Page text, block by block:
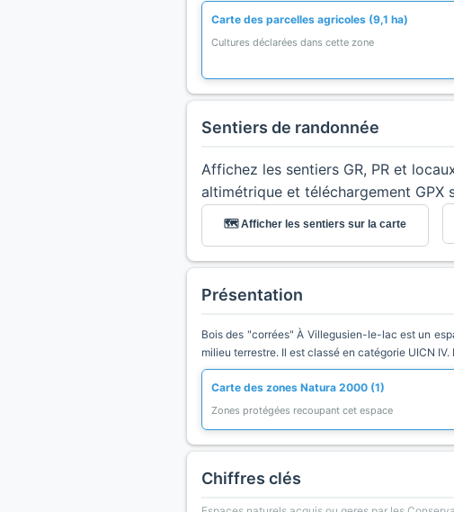
Carte des parcelles agricoles (9,1 ha)
Cultures déclarées dans cette zone
Sentiers de randonnée
Affichez les sentiers GR, PR et
altimétrique et téléchargement GPX
🗺️ Afficher les sentiers sur la carte
Présentation
Bois des "corrées" À Villegusien-le-lac est un
milieu terrestre. Il est classé en catégorie UICN
Carte des zones Natura 2000 (1)
Zones protégées recoupant cet espace
Chiffres clés